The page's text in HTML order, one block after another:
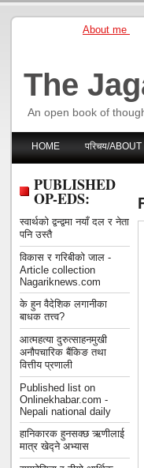
About me
The
An open book of
HOME परिचय/
PUBLISHED
OP-EDS:
स्वार्थको द्वन्द्वमा नयाँ दल र नेता
पनि उस्तै
विकास र गरिबीको जाल -
Article collection
Nagariknews.com
के हुन वैदेशिक लगानीका
बाधक तत्त्व?
आत्महत्या दुरुत्साहनमुखी
अनौपचारिक बैंकिङ तथा
वित्तीय प्रणाली
Published list on
Onlinekhabar.com -
Nepali national daily
हानिकारक हुनसक्छ ऋणीलाई
मात्र खेद्ने अभ्यास